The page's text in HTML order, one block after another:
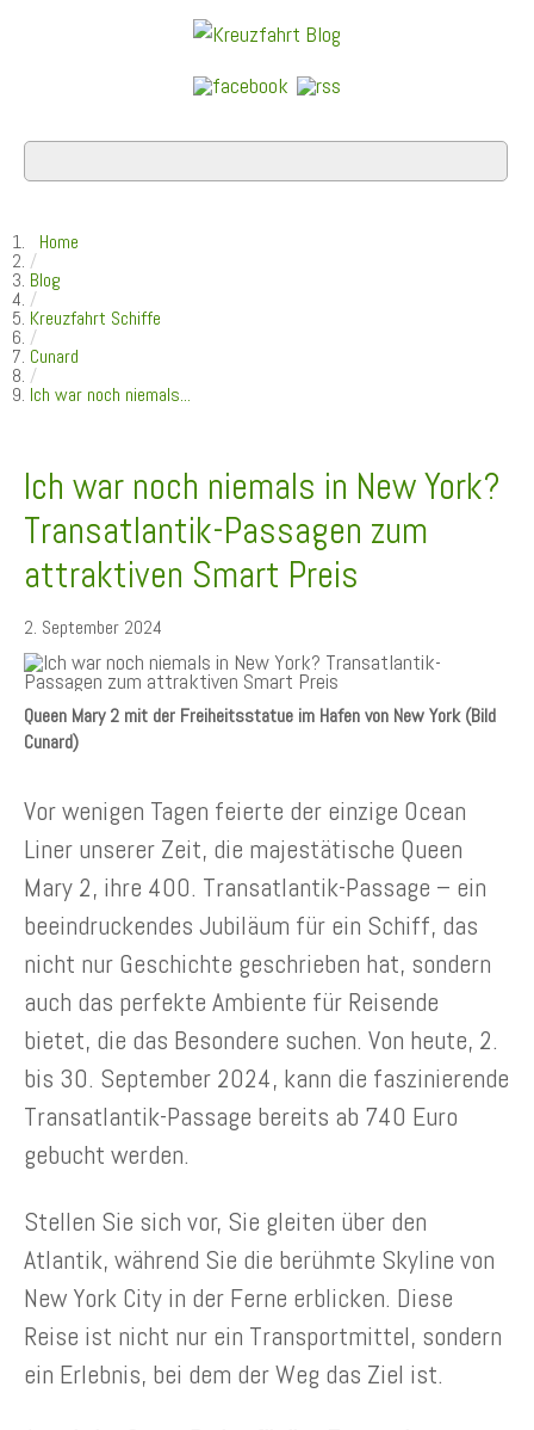
Home
/
Blog
/
Kreuzfahrt Schiffe
/
Cunard
/
Ich war noch niemals...
Ich war noch niemals in New York?
Transatlantik-Passagen zum
attraktiven Smart Preis
2. September 2024
Queen Mary 2 mit der Freiheitsstatue im Hafen von New York (Bild
Cunard)
Vor wenigen Tagen feierte der einzige Ocean
Liner unserer Zeit, die majestätische Queen
Mary 2, ihre 400. Transatlantik-Passage – ein
beeindruckendes Jubiläum für ein Schiff, das
nicht nur Geschichte geschrieben hat, sondern
auch das perfekte Ambiente für Reisende
bietet, die das Besondere suchen. Von heute, 2.
bis 30. September 2024, kann die faszinierende
Transatlantik-Passage bereits ab 740 Euro
gebucht werden.
Stellen Sie sich vor, Sie gleiten über den
Atlantik, während Sie die berühmte Skyline von
New York City in der Ferne erblicken. Diese
Reise ist nicht nur ein Transportmittel, sondern
ein Erlebnis, bei dem der Weg das Ziel ist.